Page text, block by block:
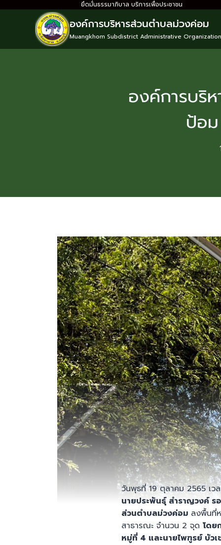
ยึดมั่นธรรมาภิบาล บริการเพื่อประชาชน
องค์การบริหารส่วนตำบลม่วงค่อม
Muangkhom Subdistrict Administrative Organization
องค์การบริ
ป้อ
วันพุธที่ 19 ตุลาคม 2565 เว
นายประพันธุ์ สำราญวงค์ร
ส่วนตำบลม่วงค่อม ลงพื้นที่
สาธารณะ จำนวน 2 จุด โดย
หมู่ที่ 4 และนายไพฑูรย์ บัวเ